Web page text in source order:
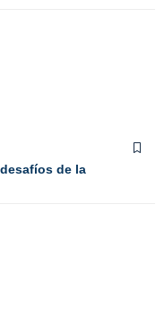
de la